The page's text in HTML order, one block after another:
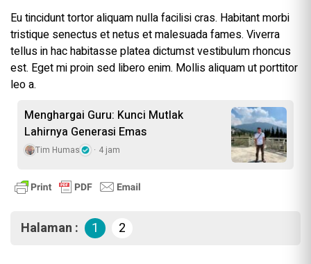
Eu tincidunt tortor aliquam nulla facilisi cras. Habitant morbi
tristique senectus et netus et malesuada fames. Viverra
tellus in hac habitasse platea dictumst vestibulum rhoncus
est. Eget mi proin sed libero enim. Mollis aliquam ut porttitor
leo a.
Menghargai Guru: Kunci Mutlak
Lahirnya Generasi Emas
Tim Humas 4 jam
Halaman : 1 2